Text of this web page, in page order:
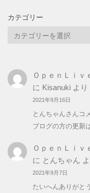
カテゴリー
リ
ー
ＯｐｅｎＬｉｖ
に Kisanukiより
2021年9月16日
とんちゃんさんコ
ブログの方の更新
ＯｐｅｎＬｉｖ
に とんちゃん
2021年9月7日
たいへんありがと